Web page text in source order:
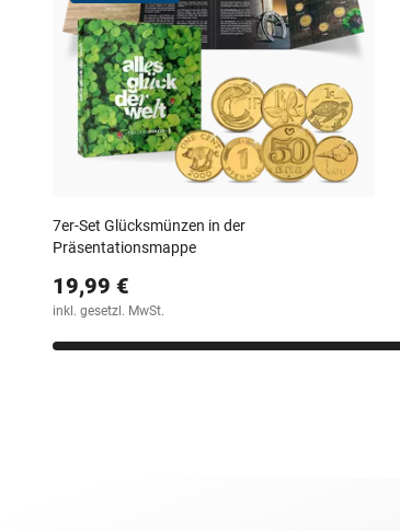
7er-Set Glücksmünzen in der
Präsentationsmappe
19,99 €
inkl. gesetzl. MwSt.